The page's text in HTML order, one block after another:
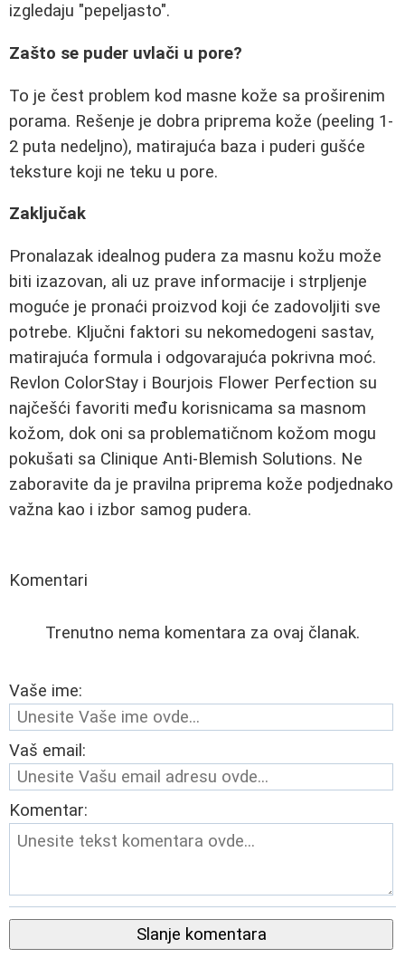
izgledaju "pepeljasto".
Zašto se puder uvlači u pore?
To je čest problem kod masne kože sa proširenim
porama. Rešenje je dobra priprema kože (peeling 1-
2 puta nedeljno), matirajuća baza i puderi gušće
teksture koji ne teku u pore.
Zaključak
Pronalazak idealnog pudera za masnu kožu može
biti izazovan, ali uz prave informacije i strpljenje
moguće je pronaći proizvod koji će zadovoljiti sve
potrebe. Ključni faktori su nekomedogeni sastav,
matirajuća formula i odgovarajuća pokrivna moć.
Revlon ColorStay i Bourjois Flower Perfection su
najčešći favoriti među korisnicama sa masnom
kožom, dok oni sa problematičnom kožom mogu
pokušati sa Clinique Anti-Blemish Solutions. Ne
zaboravite da je pravilna priprema kože podjednako
važna kao i izbor samog pudera.
Komentari
Trenutno nema komentara za ovaj članak.
Vaše ime:
Vaš email:
Komentar:
Slanje komentara